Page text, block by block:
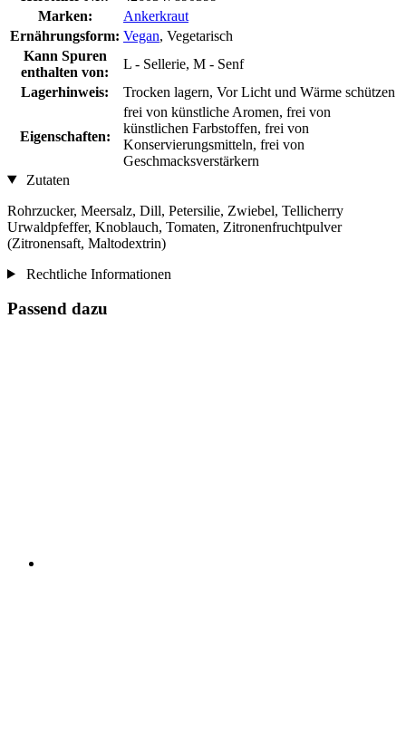
Marken:
Ankerkraut
Ernährungsform: Vegan, Vegetarisch
Kann Spuren
enthalten von:
L - Sellerie, M - Senf
Lagerhinweis:
Trocken lagern, Vor Licht und Wärme schützen
Eigenschaften:
frei von künstliche Aromen, frei von
künstlichen Farbstoffen, frei von
Konservierungsmitteln, frei von
Geschmacksverstärkern
Zutaten
Rohrzucker, Meersalz, Dill, Petersilie, Zwiebel, Tellicherry
Urwaldpfeffer, Knoblauch, Tomaten, Zitronenfruchtpulver
(Zitronensaft, Maltodextrin)
Rechtliche Informationen
Passend dazu